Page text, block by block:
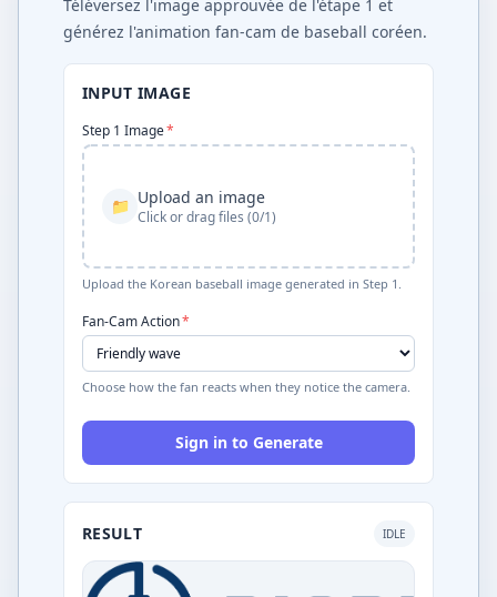
Téléversez l'image approuvée de l'étape 1 et
générez l'animation fan-cam de baseball coréen.
INPUT IMAGE
Step 1 Image*
📁 Upload an image
Click or drag files (0/1)
Upload the Korean baseball image generated in Step 1.
Fan-Cam Action*
Choose how the fan reacts when they notice the camera.
Sign in to Generate
RESULT IDLE